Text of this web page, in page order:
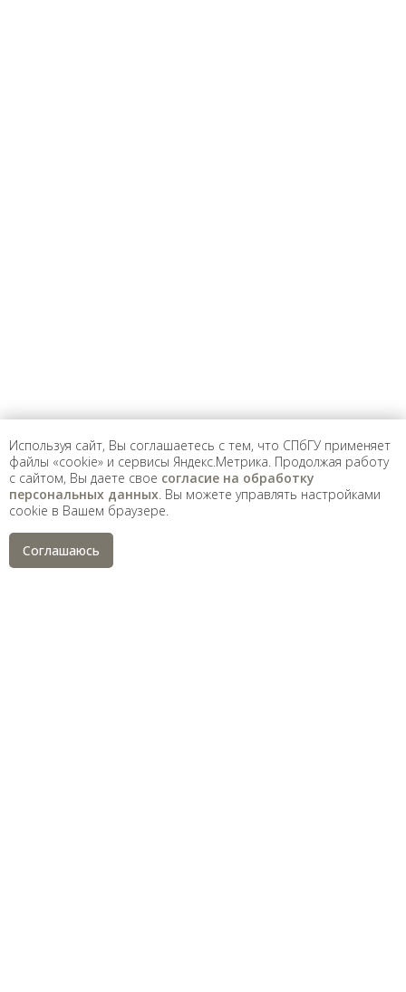
Используя сайт, Вы соглашаетесь с тем, что СПбГУ применяет
файлы «cookie» и сервисы Яндекс.Метрика. Продолжая работу
с сайтом, Вы даете свое согласие на обработку
персональных данных . Вы можете управлять настройками
cookie в Вашем браузере.
Соглашаюсь